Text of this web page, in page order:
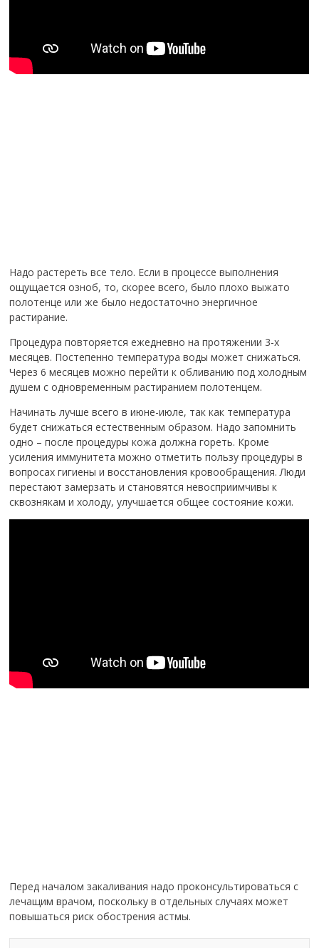
Надо растереть все тело. Если в процессе выполнения
ощущается озноб, то, скорее всего, было плохо выжато
полотенце или же было недостаточно энергичное
растирание.
Процедура повторяется ежедневно на протяжении 3-х
месяцев. Постепенно температура воды может снижаться.
Через 6 месяцев можно перейти к обливанию под холодным
душем с одновременным растиранием полотенцем.
Начинать лучше всего в июне-июле, так как температура
будет снижаться естественным образом. Надо запомнить
одно – после процедуры кожа должна гореть. Кроме
усиления иммунитета можно отметить пользу процедуры в
вопросах гигиены и восстановления кровообращения. Люди
перестают замерзать и становятся невосприимчивы к
сквознякам и холоду, улучшается общее состояние кожи.
Перед началом закаливания надо проконсультироваться с
лечащим врачом, поскольку в отдельных случаях может
повышаться риск обострения астмы.